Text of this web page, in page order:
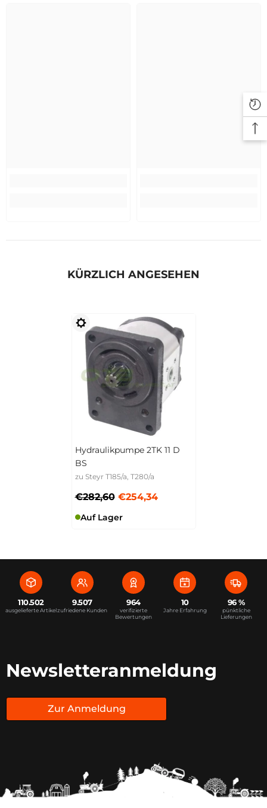
KÜRZLICH ANGESEHEN
Hydraulikpumpe 2TK 11 D
BS
zu Steyr T185/a, T280/a
€282,60 €254,34
Auf Lager
110.502
ausgelieferte Artikel
9.507
zufriedene Kunden
964
verifizierte
Bewertungen
10
Jahre Erfahrung
96 %
pünktliche
Lieferungen
Newsletteranmeldung
Zur Anmeldung